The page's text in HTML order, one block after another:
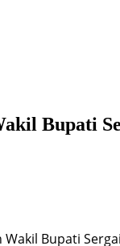
Bupati